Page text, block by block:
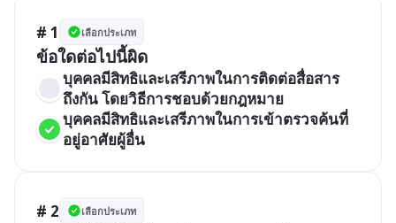
# 1 เลือกประเภท
ข้อใดต่อไปนี้ผิด
บุคคลมีสิทธิและเสรีภาพในการติดต่อสื่อสาร
ถึงกัน โดยวิธีการชอบด้วยกฎหมาย
บุคคลมีสิทธิและเสรีภาพในการเข้าตรวจค้นที่
อยู่อาศัยผู้อื่น
# 2 เลือกประเภท